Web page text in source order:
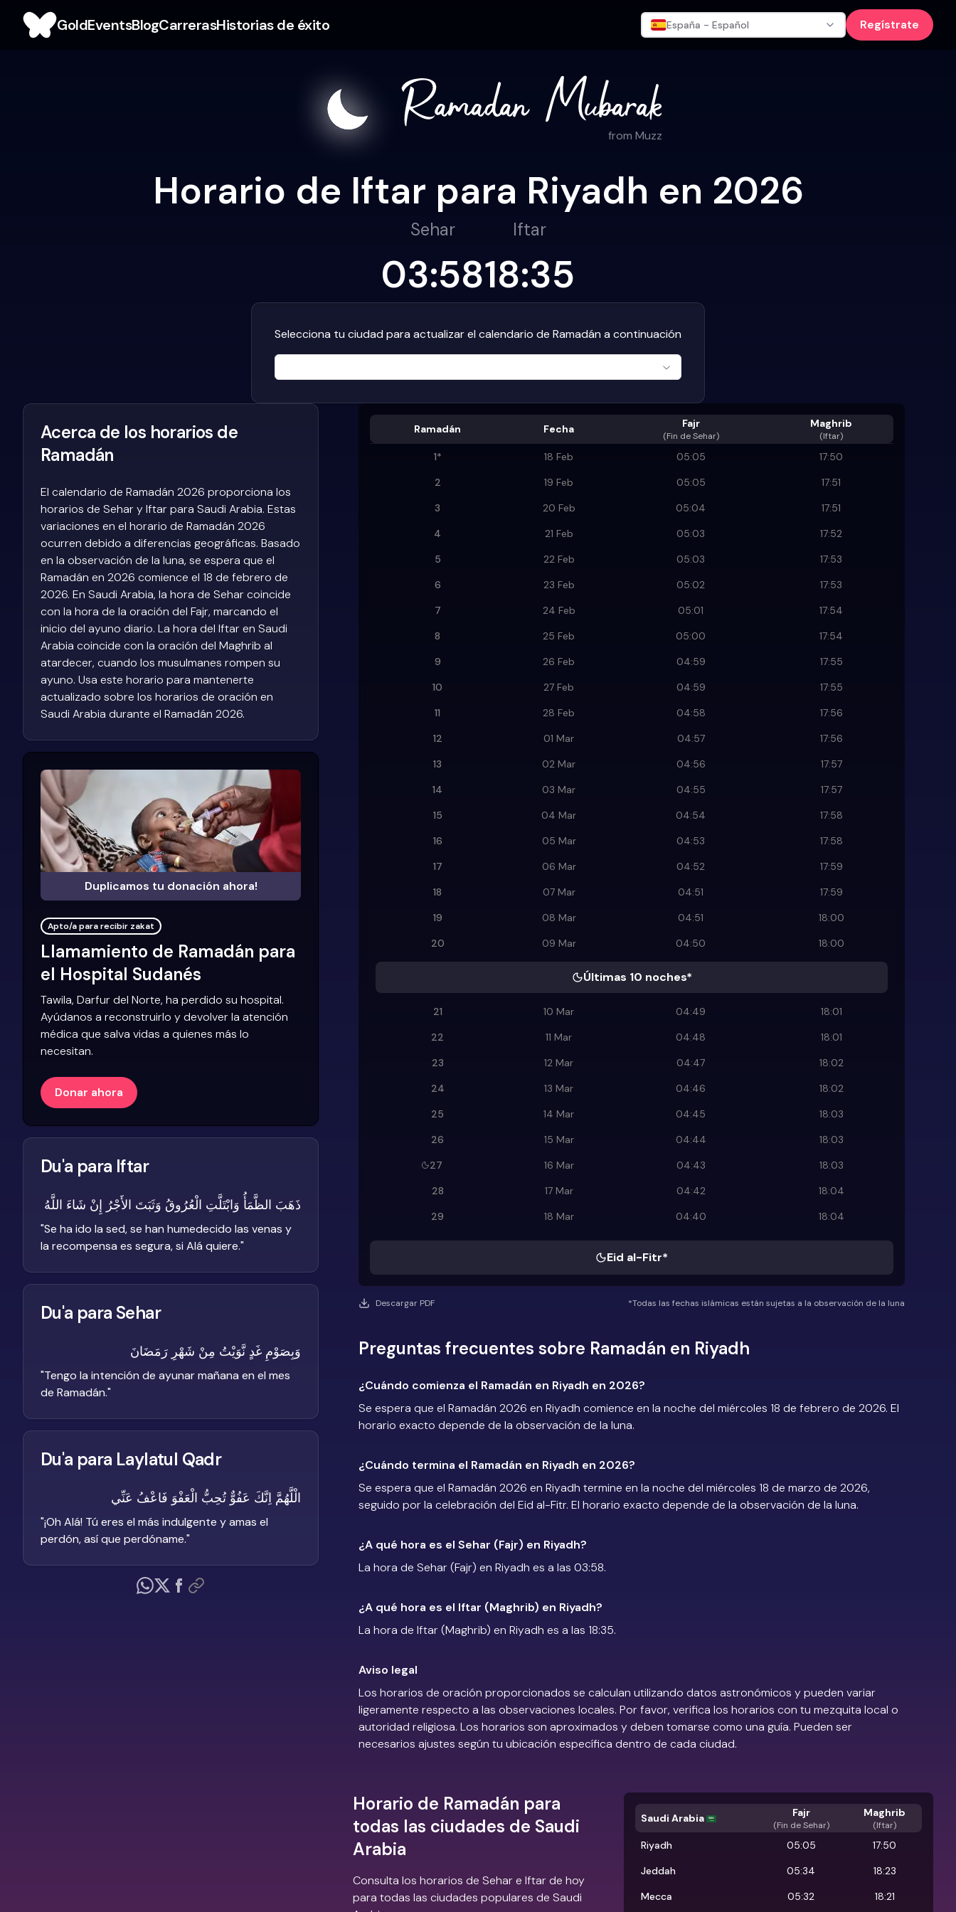
GoldEventsBlogCarrerasHistorias de éxito España - Español Regístrate
from Muzz
Horario de Iftar para Riyadh en 2026
Sehar
03:58
Iftar
18:35
Selecciona tu ciudad para actualizar el calendario de Ramadán a continuación
Ramadán Fecha Fajr
(Fin de Sehar)
Maghrib
(Iftar)
1* 18 Feb 05:05
17:50
2
19 Feb 05:05
17:51
3
20 Feb 05:04
17:51
4
21 Feb 05:03
17:52
5
22 Feb 05:03
17:53
6
23 Feb 05:02
17:53
7
24 Feb 05:01
17:54
8
25 Feb 05:00
17:54
9
26 Feb 04:59
17:55
10
27 Feb 04:59
17:55
11
28 Feb 04:58
17:56
12
01 Mar 04:57
17:56
13
02 Mar 04:56
17:57
14
03 Mar 04:55
17:57
15
04 Mar 04:54
17:58
16
05 Mar 04:53
17:58
17
06 Mar 04:52
17:59
18
07 Mar 04:51
17:59
19
08 Mar 04:51
18:00
20
09 Mar 04:50 18:00
Últimas 10 noches*
21 10 Mar 04:49
18:01
22
11 Mar 04:48
18:01
23
12 Mar 04:47
18:02
24
13 Mar 04:46
18:02
25
14 Mar 04:45
18:03
26
15 Mar 04:44
18:03
27
16 Mar 04:43
18:03
28
17 Mar 04:42
18:04
29
18 Mar 04:40 18:04
Eid al-Fitr*
Descargar PDF *Todas las fechas islámicas están sujetas a la observación de la luna
Preguntas frecuentes sobre Ramadán en Riyadh
¿Cuándo comienza el Ramadán en Riyadh en 2026?
Se espera que el Ramadán 2026 en Riyadh comience en la noche del miércoles 18 de febrero de 2026. El
horario exacto depende de la observación de la luna.
¿Cuándo termina el Ramadán en Riyadh en 2026?
Se espera que el Ramadán 2026 en Riyadh termine en la noche del miércoles 18 de marzo de 2026,
seguido por la celebración del Eid al-Fitr. El horario exacto depende de la observación de la luna.
¿A qué hora es el Sehar (Fajr) en Riyadh?
La hora de Sehar (Fajr) en Riyadh es a las 03:58.
¿A qué hora es el Iftar (Maghrib) en Riyadh?
La hora de Iftar (Maghrib) en Riyadh es a las 18:35.
Aviso legal
Los horarios de oración proporcionados se calculan utilizando datos astronómicos y pueden variar
ligeramente respecto a las observaciones locales. Por favor, verifica los horarios con tu mezquita local o
autoridad religiosa. Los horarios son aproximados y deben tomarse como una guía. Pueden ser
necesarios ajustes según tu ubicación específica dentro de cada ciudad.
Horario de Ramadán para
todas las ciudades de Saudi
Arabia
Consulta los horarios de Sehar e Iftar de hoy
para todas las ciudades populares de Saudi
Saudi Arabia Fajr
(Fin de Sehar)
Maghrib
(Iftar)
Riyadh 05:05
17:50
Jeddah
05:34
18:23
Mecca
05:32
18:21
Acerca de los horarios de
Ramadán
El calendario de Ramadán 2026 proporciona los
horarios de Sehar y Iftar para Saudi Arabia. Estas
variaciones en el horario de Ramadán 2026
ocurren debido a diferencias geográficas. Basado
en la observación de la luna, se espera que el
Ramadán en 2026 comience el 18 de febrero de
2026. En Saudi Arabia, la hora de Sehar coincide
con la hora de la oración del Fajr, marcando el
inicio del ayuno diario. La hora del Iftar en Saudi
Arabia coincide con la oración del Maghrib al
atardecer, cuando los musulmanes rompen su
ayuno. Usa este horario para mantenerte
actualizado sobre los horarios de oración en
Saudi Arabia durante el Ramadán 2026.
Duplicamos tu donación ahora!
Apto/a para recibir zakat
Llamamiento de Ramadán para
el Hospital Sudanés
Tawila, Darfur del Norte, ha perdido su hospital.
Ayúdanos a reconstruirlo y devolver la atención
médica que salva vidas a quienes más lo
necesitan.
Donar ahora
Du'a para Iftar
ذَهَبَ الظَّمَأُ وَابْتَلَّتِ الْعُرُوقُ وَثَبَتَ الأَجْرُ إِنْ شَاءَ اللَّهُ
"Se ha ido la sed, se han humedecido las venas y
la recompensa es segura, si Alá quiere."
Du'a para Sehar
وَبِصَوْمِ غَدٍ نَّوَيْتُ مِنْ شَهْرِ رَمَضَانَ
"Tengo la intención de ayunar mañana en el mes
de Ramadán."
Du'a para Laylatul Qadr
الْلَّهُمَّ اِنَّكَ عَفُوٌّ تُحِبُّ الْعَفْوَ فَاعْفُ عَنِّي
"¡Oh Alá! Tú eres el más indulgente y amas el
perdón, así que perdóname."